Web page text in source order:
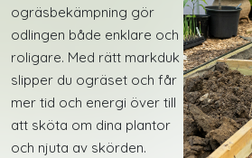
ogräsbekämpning gör
odlingen både enklare och
roligare. Med rätt markduk
slipper du ogräset och får
mer tid och energi över till
att sköta om dina plantor
och njuta av skörden.